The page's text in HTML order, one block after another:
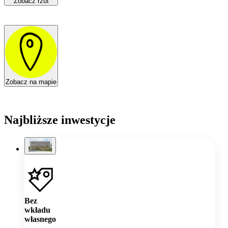
Zobacz na mapie
Najbliższe inwestycje
Bez
wkładu
własnego